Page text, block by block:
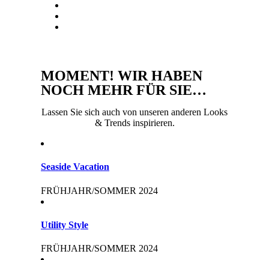
MOMENT! WIR HABEN
NOCH MEHR FÜR SIE…
Lassen Sie sich auch von unseren anderen Looks
& Trends inspirieren.
Seaside Vacation
FRÜHJAHR/SOMMER 2024
Utility Style
FRÜHJAHR/SOMMER 2024